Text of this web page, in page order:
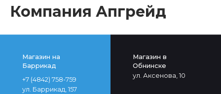
Компания Апгрейд
Магазин на
Баррикад
+7 (4842) 758-759
ул. Баррикад, 157
Магазин в
Обнинске
ул. Аксенова, 10